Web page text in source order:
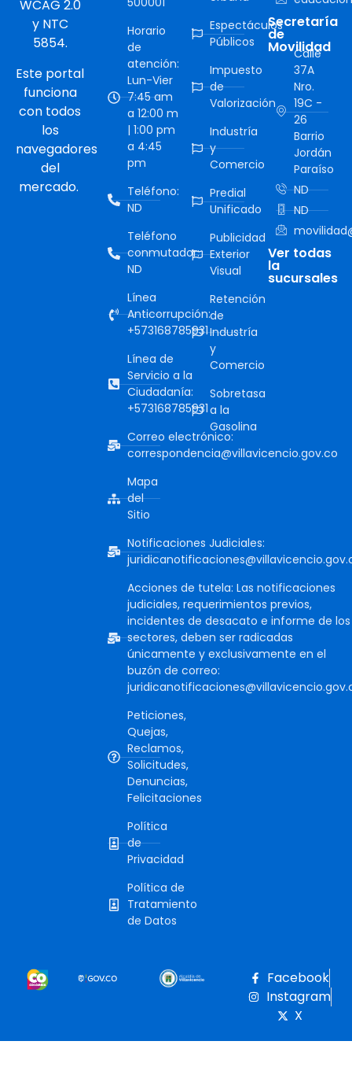
WCAG 2.0
y NTC
5854.
Este portal
funciona
con todos
los
navegadores
del
mercado.
Horario
de
atención:
Lun-Vier
7:45 am
a 12:00 m
| 1:00 pm
a 4:45
pm
Teléfono:
ND
Teléfono
conmutador:
ND
Línea
Anticorrupción:
+573168785931
Línea de
Servicio a la
Ciudadanía:
+573168785931
Correo electrónico:
correspondencia@villavicencio.gov.co
Mapa
del
Sitio
Notificaciones Judiciales:
Acciones de tutela: Las notificaciones
judiciales, requerimientos previos,
incidentes de desacato e informe de los
sectores, deben ser radicadas
únicamente y exclusivamente en el
buzón de correo:
Peticiones,
Quejas,
Reclamos,
Solicitudes,
Denuncias,
Felicitaciones
Política
de
Privacidad
Política de
Tratamiento
de Datos
Espectáculos
Públicos
Impuesto
de
Valorización
Industría
y
Comercio
Predial
Unificado
Publicidad
Exterior
Visual
Retención
de
Industría
y
Comercio
Sobretasa
a la
Gasolina
Secretaría
de
Movilidad
Calle
37A
Nro.
19C -
26
Barrio
Jordán
Paraíso
ND
ND
Ver todas
la
sucursales
Facebook
Instagram
X